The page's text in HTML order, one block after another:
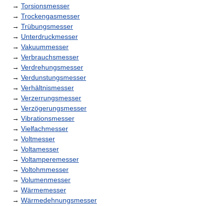
→ Torsionsmesser
→ Trockengasmesser
→ Trübungsmesser
→ Unterdruckmesser
→ Vakuummesser
→ Verbrauchsmesser
→ Verdrehungsmesser
→ Verdunstungsmesser
→ Verhältnismesser
→ Verzerrungsmesser
→ Verzögerungsmesser
→ Vibrationsmesser
→ Vielfachmesser
→ Voltmesser
→ Voltamesser
→ Voltamperemesser
→ Voltohmmesser
→ Volumenmesser
→ Wärmemesser
→ Wärmedehnungsmesser